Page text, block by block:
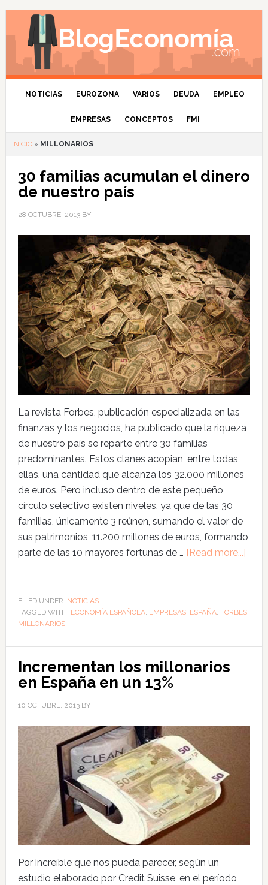
NOTICIAS EUROZONA VARIOS DEUDA EMPLEO
EMPRESAS CONCEPTOS FMI
INICIO» MILLONARIOS
30 familias acumulan el dinero
de nuestro país
28 OCTUBRE, 2013BY
La revista Forbes, publicación especializada en las
finanzas y los negocios, ha publicado que la riqueza
de nuestro país se reparte entre 30 familias
predominantes. Estos clanes acopian, entre todas
ellas, una cantidad que alcanza los 32.000 millones
de euros. Pero incluso dentro de este pequeño
círculo selectivo existen niveles, ya que de las 30
familias, únicamente 3 reúnen, sumando el valor de
sus patrimonios, 11.200 millones de euros, formando
parte de las 10 mayores fortunas de … [Read more...]
FILED UNDER: NOTICIAS
TAGGED WITH: ECONOMÍA ESPAÑOLA, EMPRESAS, ESPAÑA, FORBES,
MILLONARIOS
Incrementan los millonarios
en España en un 13%
10 OCTUBRE, 2013BY
Por increíble que nos pueda parecer, según un
estudio elaborado por Credit Suisse, en el período